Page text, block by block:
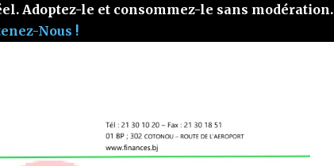
Adoptez-le et consommez-le sans modération.
Nous !